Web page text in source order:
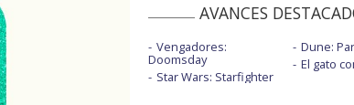
AVANCES
Vengadores:
Doomsday
Star Wars: Starfighter
Dune:
El gato